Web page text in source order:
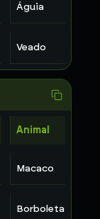
Águia
Veado
Animal
Macaco
Borboleta